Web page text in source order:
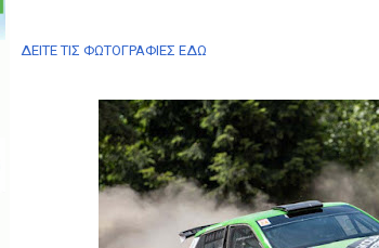
ΔΕΙΤΕ ΤΙΣ ΦΩΤΟΓΡΑΦΙΕΣ ΕΔΩ